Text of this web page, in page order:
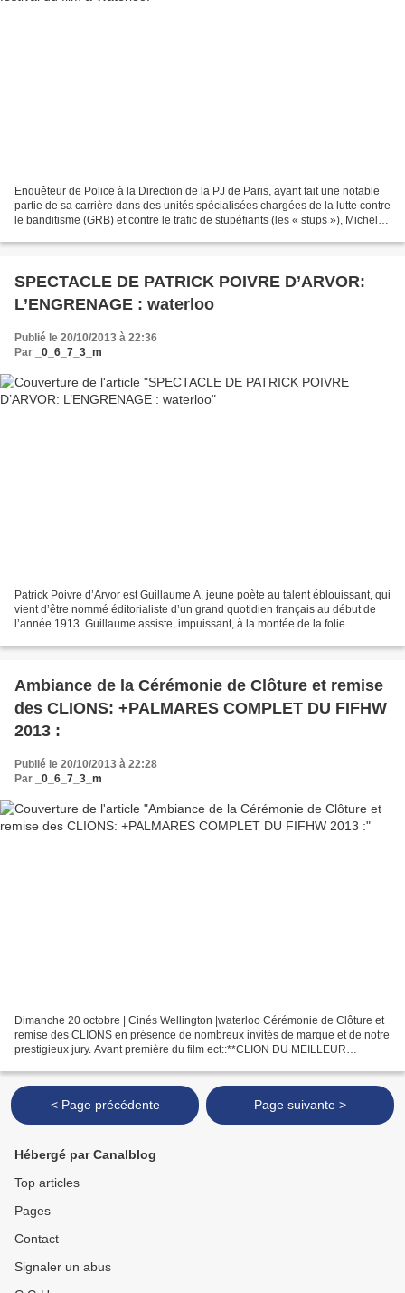
Enquêteur de Police à la Direction de la PJ de Paris, ayant fait une notable
partie de sa carrière dans des unités spécialisées chargées de la lutte contre
le banditisme (GRB) et contre le trafic de stupéfiants (les « stups »), Michel
SPECTACLE DE PATRICK POIVRE D’ARVOR:
L’ENGRENAGE : waterloo
Publié le 20/10/2013 à 22:36
Par
_0_6_7_3_m
Patrick Poivre d’Arvor est Guillaume A, jeune poète au talent éblouissant, qui
vient d’être nommé éditorialiste d’un grand quotidien français au début de
l’année 1913. Guillaume assiste, impuissant, à la montée de la folie
Ambiance de la Cérémonie de Clôture et remise
des CLIONS: +PALMARES COMPLET DU FIFHW
2013 :
Publié le 20/10/2013 à 22:28
Par
_0_6_7_3_m
Dimanche 20 octobre | Cinés Wellington |waterloo Cérémonie de Clôture et
remise des CLIONS en présence de nombreux invités de marque et de notre
prestigieux jury. Avant première du film ect::**CLION DU MEILLEUR
< Page précédente Page suivante >
Hébergé par Canalblog
Top articles
Pages
Contact
Signaler un abus